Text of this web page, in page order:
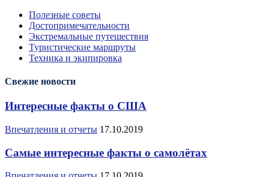
Полезные советы
Достопримечательности
Экстремальные путешествия
Туристические маршруты
Техника и экипировка
Свежие новости
Интересные факты о США
Впечатления и отчеты 17.10.2019
Самые интересные факты о самолётах